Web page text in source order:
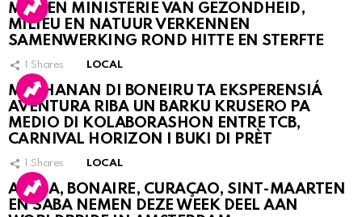
MDC EN MINISTERIE VAN GEZONDHEID,
MILIEU EN NATUUR VERKENNEN
SAMENWERKING ROND HITTE EN STERFTE
Shares LOCAL
MUCHANAN DI BONEIRU TA EKSPERENSIÁ
AVENTURA RIBA UN BARKU KRUSERO PA
MEDIO DI KOLABORASHON ENTRE TCB,
CARNIVAL HORIZON I BUKI DI PRÈT
Shares LOCAL
ARUBA, BONAIRE, CURAÇAO, SINT-MAARTEN
EN SABA NEMEN DEZE WEEK DEEL AAN